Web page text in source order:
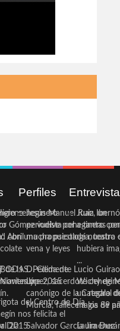
Abril
de la
y
Día
ceheginero
Gómez vuelve por
con una propuesta
Pedida de
2015
del Centro de Día
nos felicita el
2015
Perfiles
Jesús Manuel Ruiz, un
periodista ceheginero con
mucha psicología, teatro
vena y leyes
D. Clemente Lucio Guirao
López, sacerdote
canónigo de la Catedral
Murcia, fallece a los 89
Salvador García Jiménez
Juan
a tantas
de nuestra
hubiera
...
Wichy de
un regalo
magia de
Laura